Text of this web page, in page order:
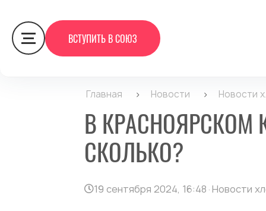
ВСТУПИТЬ В СОЮЗ
Главная > Новости > Новости
В КРАСНОЯРСКОМ
СКОЛЬКО?
19 сентября 2024, 16:48 ·Новости